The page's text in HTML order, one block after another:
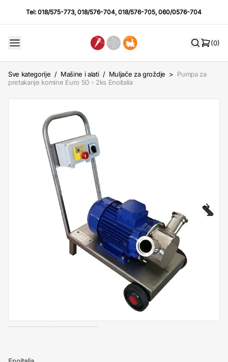
Tel:018/575-773,018/576-704,018/576-705,060/0576-704
(0)
Sve kategorije / Mašine i alati / Muljače za groždje > Pumpa za
pretakanje komine Euro 50 - 2ks Enoitalia